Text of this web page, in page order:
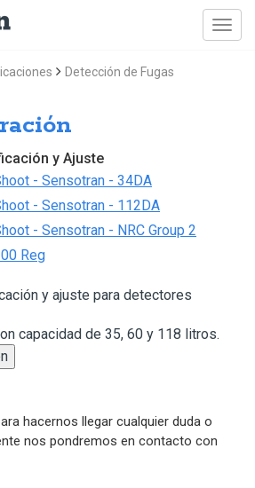
Detección de Fugas
y Ajuste
y ajuste para detectores
capacidad de 35, 60 y 118 litros.
hacernos llegar cualquier duda o
nos pondremos en contacto con